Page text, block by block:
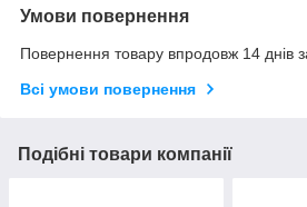
Умови повернення
Повернення товару впродовж 14 днів
Всі умови повернення
Подібні товари компанії